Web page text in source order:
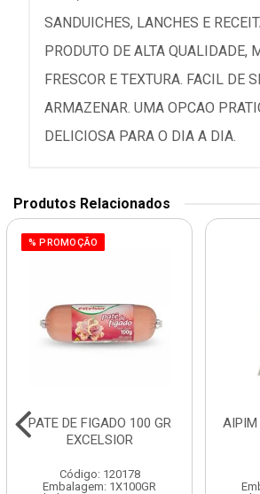
SANDUICHES, LANCHES E
PRODUTO DE ALTA QUALIDADE,
FRESCOR E TEXTURA. FACIL DE
ARMAZENAR. UMA OPCAO
DELICIOSA PARA O DIA A DIA.
Produtos Relacionados
% PROMOÇÃO
PATE DE FIGADO 100 GR
EXCELSIOR
Código: 120178
Embalagem: 1X100GR
AIPIM